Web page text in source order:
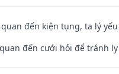
đến kiện tụng, ta lý
đến cưới hỏi để tránh